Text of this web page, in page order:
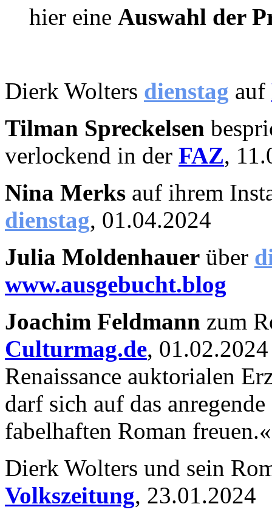
hier eine Auswahl der
Dierk Wolters dienstag auf
Tilman Spreckelsen
verlockend in der FAZ,
Nina Merks auf ihrem
dienstag, 01.04.2024
Julia Moldenhauer über
www.ausgebucht.blog
Joachim Feldmann zum
Culturmag.de,
Renaissance auktorialen
darf sich auf das
fabelhaften Roman freuen.«
Dierk Wolters und sein
Volkszeitung, 23.01.2024